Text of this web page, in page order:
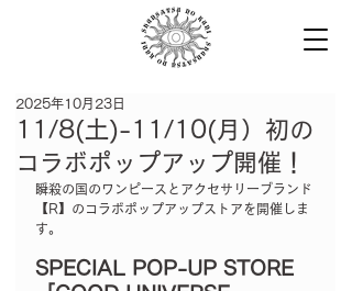
11/8(土)-11/10(月）初の
コラボポップアップ開催！
2025年10月23日
瞬殺の国のワンピースとアクセサリーブランド
【R】のコラボポップアップストアを開催しま
す。
SPECIAL POP-UP STORE